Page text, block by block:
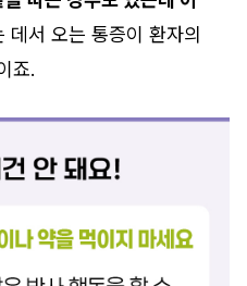
데서 오는 통증이 환자의
죠.